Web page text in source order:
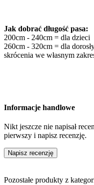
Jak dobrać długość pasa:
200cm - 240cm = dla dzieci
260cm - 320cm = dla
skrócenia we własnym
Informacje handlowe
Nikt jeszcze nie napisał
pierwszy i napisz recenzję.
Napisz recenzję
Pozostałe produkty z